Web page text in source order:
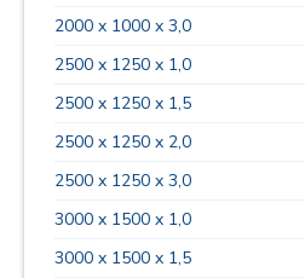
2000 x 1000 x 3,0
2500 x 1250 x 1,0
2500 x 1250 x 1,5
2500 x 1250 x 2,0
2500 x 1250 x 3,0
3000 x 1500 x 1,0
3000 x 1500 x 1,5